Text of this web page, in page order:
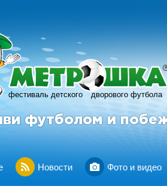
фестиваль детского дворового футбола
R
футболом и
Новости Фото и видео